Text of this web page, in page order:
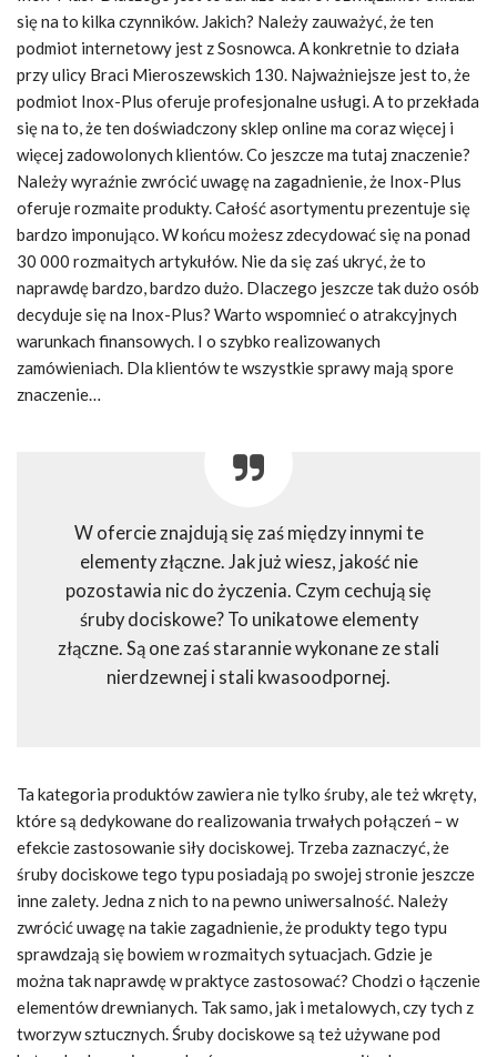
się na to kilka czynników. Jakich? Należy zauważyć, że ten
podmiot internetowy jest z Sosnowca. A konkretnie to działa
przy ulicy Braci Mieroszewskich 130. Najważniejsze jest to, że
podmiot Inox-Plus oferuje profesjonalne usługi. A to przekłada
się na to, że ten doświadczony sklep online ma coraz więcej i
więcej zadowolonych klientów. Co jeszcze ma tutaj znaczenie?
Należy wyraźnie zwrócić uwagę na zagadnienie, że Inox-Plus
oferuje rozmaite produkty. Całość asortymentu prezentuje się
bardzo imponująco. W końcu możesz zdecydować się na ponad
30 000 rozmaitych artykułów. Nie da się zaś ukryć, że to
naprawdę bardzo, bardzo dużo. Dlaczego jeszcze tak dużo osób
decyduje się na Inox-Plus? Warto wspomnieć o atrakcyjnych
warunkach finansowych. I o szybko realizowanych
zamówieniach. Dla klientów te wszystkie sprawy mają spore
znaczenie…
W ofercie znajdują się zaś między innymi te
elementy złączne. Jak już wiesz, jakość nie
pozostawia nic do życzenia. Czym cechują się
śruby dociskowe? To unikatowe elementy
złączne. Są one zaś starannie wykonane ze stali
nierdzewnej i stali kwasoodpornej.
Ta kategoria produktów zawiera nie tylko śruby, ale też wkręty,
które są dedykowane do realizowania trwałych połączeń – w
efekcie zastosowanie siły dociskowej. Trzeba zaznaczyć, że
śruby dociskowe tego typu posiadają po swojej stronie jeszcze
inne zalety. Jedna z nich to na pewno uniwersalność. Należy
zwrócić uwagę na takie zagadnienie, że produkty tego typu
sprawdzają się bowiem w rozmaitych sytuacjach. Gdzie je
można tak naprawdę w praktyce zastosować? Chodzi o łączenie
elementów drewnianych. Tak samo, jak i metalowych, czy tych z
tworzyw sztucznych. Śruby dociskowe są też używane pod